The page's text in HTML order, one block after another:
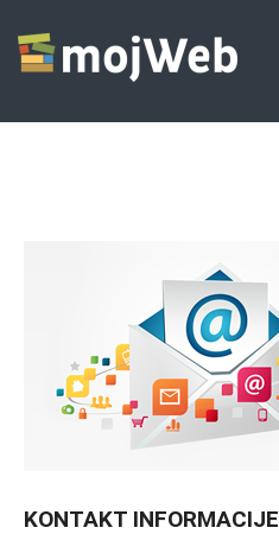
KONTAKT INFORMACIJE